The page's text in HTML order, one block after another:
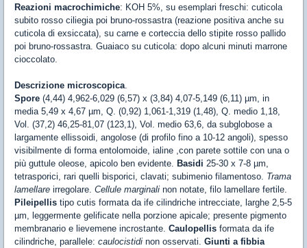
Reazioni macrochimiche: KOH 5%, su esemplari freschi: cuticola
subito rosso ciliegia poi bruno-rossastra (reazione positiva anche su
cuticola di exsiccata), su carne e corteccia dello stipite rosso pallido
poi bruno-rossastra. Guaiaco su cuticola: dopo alcuni minuti marrone
cioccolato.
Descrizione microscopica.
Spore (4,44) 4,962-6,029 (6,57) x (3,84) 4,07-5,149 (6,11) µm, in
media 5,49 x 4,67 µm, Q. (0,92) 1,061-1,319 (1,48), Q. medio 1,18,
Vol. (37,2) 46,25-81,07 (123,1), Vol. medio 63,6, da subglobose a
largamente ellissoidi, angolose (di profilo fino a 10-12 angoli), spesso
visibilmente di forma entolomoide, ialine ,con parete sottile con una o
più guttule oleose, apicolo ben evidente. Basidi 25-30 x 7-8 µm,
tetrasporici, rari quelli bisporici, clavati; subimenio filamentoso. Trama
lamellare irregolare. Cellule marginali non notate, filo lamellare fertile.
Pileipellis tipo cutis formata da ife cilindriche intrecciate, larghe 2,5-5
µm, leggermente gelificate nella porzione apicale; presente pigmento
membranario e lievemene incrostante. Caulopellis formata da ife
cilindriche, parallele: caulocistidi non osservati. Giunti a fibbia